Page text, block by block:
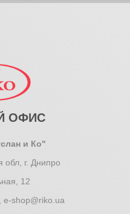
ОФИС
и Ко"
обл, г. Днипро
12
, e-shop@riko.ua